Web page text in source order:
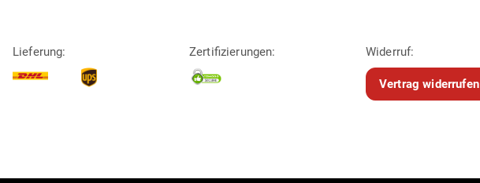
Lieferung: Zertifizierungen: Widerruf:
Vertrag widerrufen